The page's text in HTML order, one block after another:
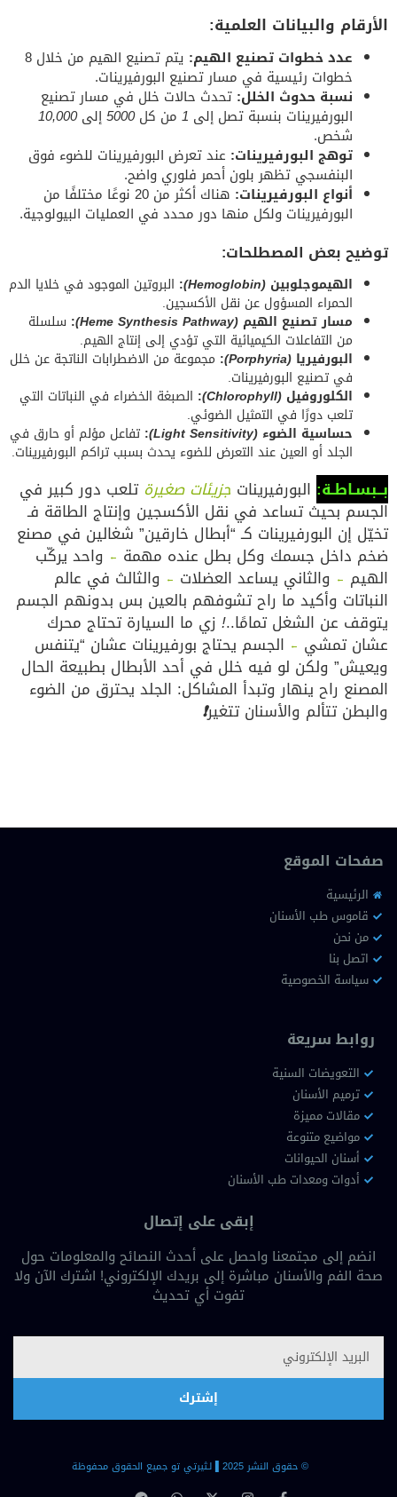
الأرقام والبيانات العلمية:
عدد خطوات تصنيع الهيم: يتم تصنيع الهيم من خلال 8
خطوات رئيسية في مسار تصنيع البورفيرينات.
نسبة حدوث الخلل: تحدث حالات خلل في مسار تصنيع
البورفيرينات بنسبة تصل إلى 1 من كل5000إلى10,000
شخص.
توهج البورفيرينات: عند تعرض البورفيرينات للضوء فوق
البنفسجي تظهر بلون أحمر فلوري واضح.
أنواع البورفيرينات: هناك أكثر من 20 نوعًا مختلفًا من
البورفيرينات ولكل منها دور محدد في العمليات البيولوجية.
توضيح بعض المصطلحات:
الهيموجلوبين (Hemoglobin)
: البروتين الموجود في خلايا الدم
الحمراء المسؤول عن نقل الأكسجين.
مسار تصنيع الهيم (Heme Synthesis Pathway)
: سلسلة
من التفاعلات الكيميائية التي تؤدي إلى إنتاج الهيم.
البورفيريا (Porphyria)
: مجموعة من الاضطرابات الناتجة عن خلل
في تصنيع البورفيرينات.
الكلوروفيل (Chlorophyll)
: الصبغة الخضراء في النباتات التي
تلعب دورًا في التمثيل الضوئي.
حساسية الضوء (Light Sensitivity)
: تفاعل مؤلم أو حارق في
الجلد أو العين عند التعرض للضوء يحدث بسبب تراكم البورفيرينات.
بــبسـاطـة: البورفيرينات جزيئات صغيرة تلعب دور كبير في
الجسم بحيث تساعد في نقل الأكسجين وإنتاج الطاقة فـ
تخيّل إن البورفيرينات كـ “أبطال خارقين” شغالين في مصنع
ضخم داخل جسمك وكل بطل عنده مهمة ← واحد يركّب
الهيم ← والثاني يساعد العضلات ← والثالث في عالم
النباتات وأكيد ما راح تشوفهم بالعين بس بدونهم الجسم
يتوقف عن الشغل تمامًا..! زي ما السيارة تحتاج محرك
عشان تمشي ← الجسم يحتاج بورفيرينات عشان “يتنفس
ويعيش” ولكن لو فيه خلل في أحد الأبطال بطبيعة الحال
المصنع راح ينهار وتبدأ المشاكل: الجلد يحترق من الضوء
والبطن تتألم والأسنان تتغير❗
صفحات الموقع
الرئيسية
قاموس طب الأسنان
من نحن
اتصل بنا
سياسة الخصوصية
روابط سريعة
التعويضات السنية
ترميم الأسنان
مقالات مميزة
مواضيع متنوعة
أسنان الحيوانات
أدوات ومعدات طب الأسنان
إبقى على إتصال
انضم إلى مجتمعنا واحصل على أحدث النصائح والمعلومات حول
صحة الفم والأسنان مباشرة إلى بريدك الإلكتروني! اشترك الآن ولا
تفوت أي تحديث
إشترك
© حقوق النشر 2025 ▐لـثيرتي تو جميع الحقوق محفوظة